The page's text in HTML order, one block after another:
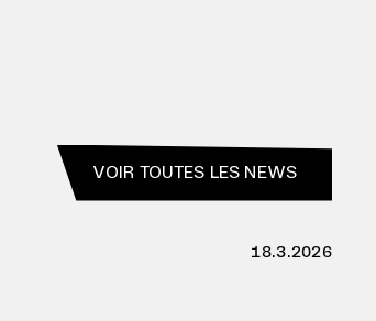
VOIR TOUTES LES NEWS
18.3.2026